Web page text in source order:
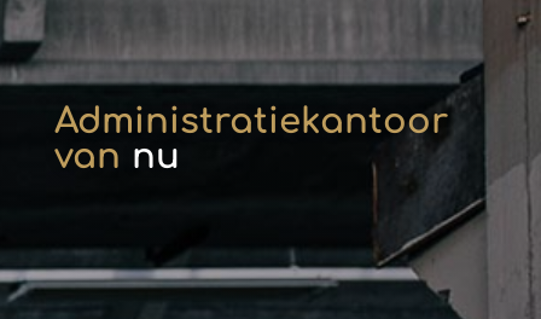
Administratiekantoor
van nu